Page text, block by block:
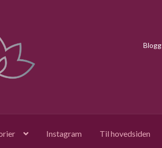
Blogg
Instagram Til hovedsiden